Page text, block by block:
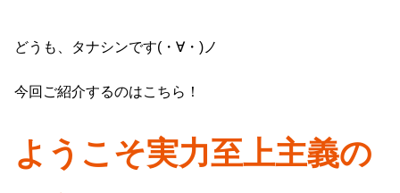
どうも、タナシンです(・∀・)ノ
今回ご紹介するのはこちら！
ようこそ実力至上主義の